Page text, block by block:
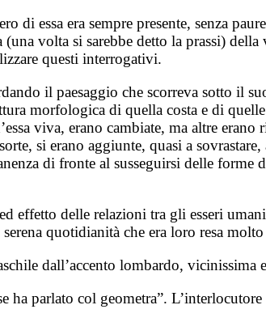
di essa era sempre presente, senza
volta si sarebbe detto la prassi)
questi interrogativi.
il paesaggio che scorreva sotto il
morfologica di quella costa e di
viva, erano cambiate, ma altre
si erano aggiunte, quasi a
di fronte al susseguirsi delle
effetto delle relazioni tra gli esseri
quotidianità che era loro resa
dall’accento lombardo, vicinissima
ha parlato col geometra”.